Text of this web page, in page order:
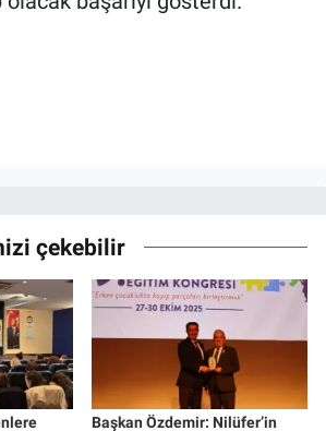
çekebilir
Başkan Özdemir: Nilüfer’in